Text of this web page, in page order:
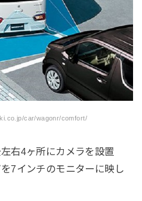
car/wagonr/comfort/
右4ヶ所にカメラを設置
7インチのモニターに映し